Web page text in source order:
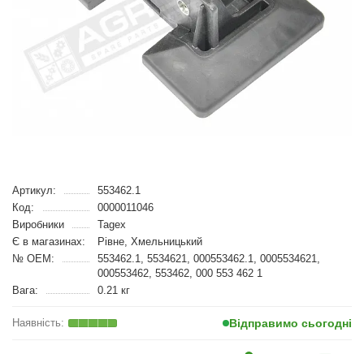
Артикул:
553462.1
Код:
0000011046
Виробники
Tagex
Є в магазинах:
Рівне, Хмельницький
№ OEM:
553462.1, 5534621, 000553462.1, 0005534621,
000553462, 553462, 000 553 462 1
Вага:
0.21 кг
Відправимо сьогодні